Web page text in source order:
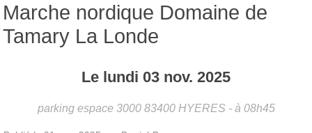
Marche nordique Domaine de
Tamary La Londe
Le lundi 03 nov. 2025
parking espace 3000 83400 HYERES - à 08h45